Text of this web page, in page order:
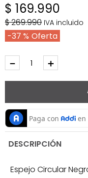
$ 169.990
$269.990 IVA incluido
37 %
＋
－
DESCRIPCIÓN
Espejo Circular